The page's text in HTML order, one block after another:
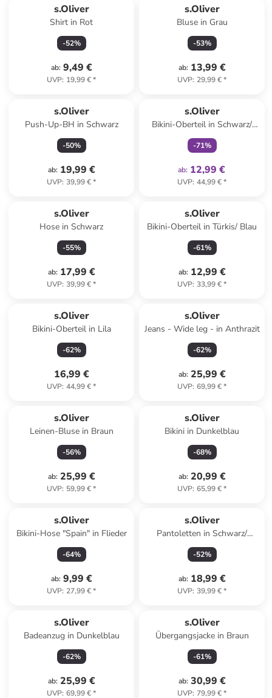
s.Oliver
Shirt in Rot
-52%
ab: 9,49 €
UVP: 19,99 €*
s.Oliver
Bluse in Grau
-53%
ab: 13,99 €
UVP: 29,99 €*
s.Oliver
Push-Up-BH in Schwarz
-50%
ab: 19,99 €
UVP: 39,99 €*
s.Oliver
Bikini-Oberteil in Schwarz/
Creme
-71%
ab: 12,99 €
UVP: 44,99 €*
s.Oliver
Hose in Schwarz
-55%
ab: 17,99 €
UVP: 39,99 €*
s.Oliver
Bikini-Oberteil in Türkis/ Blau
-61%
ab: 12,99 €
UVP: 33,99 €*
s.Oliver
Bikini-Oberteil in Lila
-62%
16,99 €
UVP: 44,99 €*
s.Oliver
Jeans - Wide leg - in Anthrazit
-62%
ab: 25,99 €
UVP: 69,99 €*
s.Oliver
Leinen-Bluse in Braun
-56%
ab: 25,99 €
UVP: 59,99 €*
s.Oliver
Bikini in Dunkelblau
-68%
ab: 20,99 €
UVP: 65,99 €*
s.Oliver
Bikini-Hose "Spain" in Flieder
-64%
ab: 9,99 €
UVP: 27,99 €*
s.Oliver
Pantoletten in Schwarz/
Beige/ Hellbraun
-52%
ab: 18,99 €
UVP: 39,99 €*
s.Oliver
Badeanzug in Dunkelblau
-62%
ab: 25,99 €
UVP: 69,99 €*
s.Oliver
Übergangsjacke in Braun
-61%
ab: 30,99 €
UVP: 79,99 €*